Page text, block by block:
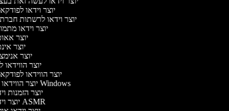
יוצר וידאו
יוצר וידאו לרשתות
יוצר וידאו
יוצר
יוצר
יוצר
יוצר
יוצר הווידאו
יוצר הווידאו של Windows
יוצר הזמנות
יוצר וידאו ASMR